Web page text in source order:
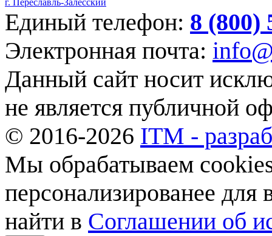
г. Переславль-Залесский
Единый телефон: 8 (800)
Электронная почта:
Данный сайт носит
не является публичной
© 2016-2026 ITM -
Мы обрабатываем
персонализированее
найти в Соглашении об